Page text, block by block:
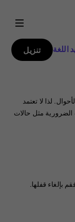
اللغة تنزيل
لذا لا تعتمد
مثل حالات
بإلغاء قفلها.